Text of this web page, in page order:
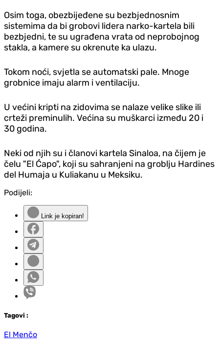
Osim toga, obezbijeđene su bezbjednosnim
sistemima da bi grobovi lidera narko-kartela bili
bezbjedni, te su ugrađena vrata od neprobojnog
stakla, a kamere su okrenute ka ulazu.
Tokom noći, svjetla se automatski pale. Mnoge
grobnice imaju alarm i ventilaciju.
U većini kripti na zidovima se nalaze velike slike ili
crteži preminulih. Većina su muškarci između 20 i
30 godina.
Neki od njih su i članovi kartela Sinaloa, na čijem je
čelu "El Ćapo", koji su sahranjeni na groblju Hardines
del Humaja u Kuliakanu u Meksiku.
Podijeli:
Link je kopiran!
Tagovi :
El Menčo